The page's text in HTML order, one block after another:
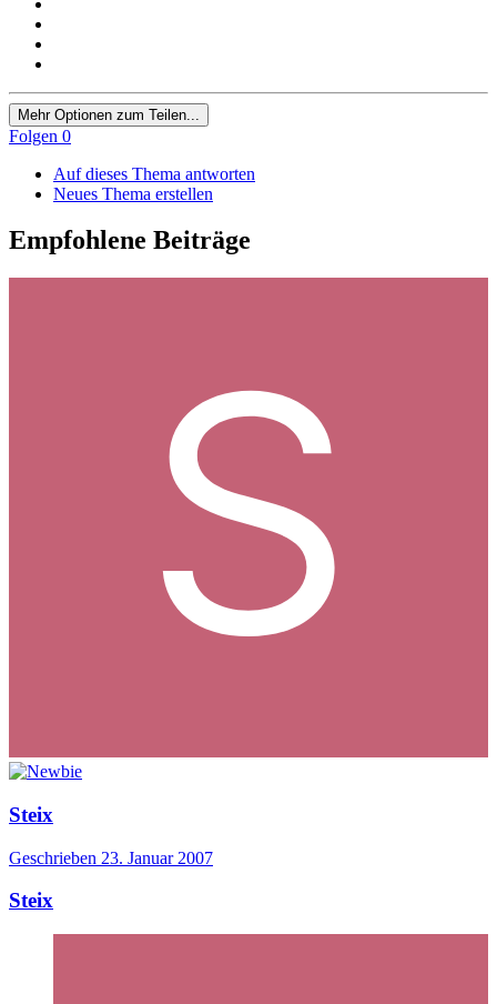
Mehr Optionen zum Teilen...
Folgen 0
Auf dieses Thema antworten
Neues Thema erstellen
Empfohlene Beiträge
Steix
Geschrieben 23. Januar 2007
Steix